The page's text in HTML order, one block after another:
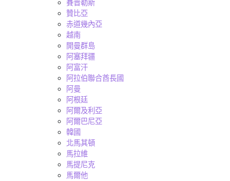
賽普勒斯
贊比亞
赤道幾內亞
越南
開曼群島
阿塞拜疆
阿富汗
阿拉伯聯合酋長國
阿曼
阿根廷
阿爾及利亞
阿爾巴尼亞
韓國
北馬其頓
馬拉維
馬提尼克
馬爾他